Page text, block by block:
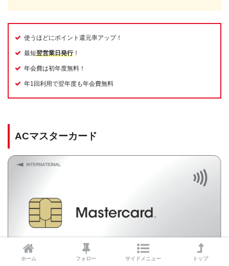
使うほどにポイント還元率アップ！
最短翌営業日発行！
年会費は初年度無料！
年1回利用で翌年度も年会費無料
ACマスターカード
ホーム フォロー サイドメニュー トップ